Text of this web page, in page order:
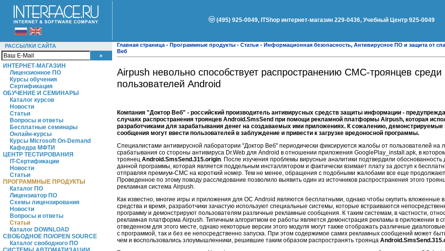
(495) 925-0049, ITShop интернет-магазин 229-0436, Учебный Центр 925-0049
РАССЫЛКИ САЙТА
ИНТЕРНЕТ-МАГАЗИН
Лицензионное ПО
Курсы обучения
Сертификация
ОБУЧЕНИЕ И СЕМИНАРЫ
Каталог курсов
Новости
Статьи
Вопросы и ответы
Бесплатные семинары
Онлайн-курсы
Курсы Microsoft On-Demand
Кафедра МФТИ
ЦЕНТР ТЕСТИРОВАНИЯ
IT-Сертификации
Новости
Статьи
ПРОГРАММНЫЕ ПРОДУКТЫ
Каталог ПО
Лицензиатор ПО
Схемы лицензирования
Новости
Вопросы и ответы
Статьи
Каталог DOWNLOAD
СВОБОДНОЕ ПО/OPEN SOURCE
Каталог свободного ПО
Главная страница - Программные продукты - Статьи - Информационная безопасность, Антивирусное ПО и защита от
Веб
Airpush невольно способствует распространению СМС-троянцев среди
пользователей Android
Компания "Доктор Веб" - российский производитель антивирусных средств защиты информации -
случаях распространения троянцев Android.SmsSend при помощи рекламной платформы Airpush, которая
разработчиками для зарабатывания денег на создаваемых ими приложениях. К сожалению, демонстрируемые
сообщения могут ввести пользователей в заблуждение и привести к загрузке вредоносной программы.
Специалистами антивирусной лаборатории "Доктор Веб" периодически фиксируются жалобы от пользователей на
срабатывания со стороны антивируса Dr.Web для Android в отношении приложения GooglePlay_install.apk, в
троянец Android.SmsSend.315.origin . После изучения проблемы вирусные аналитики подтвердили обоснованность
данной программы, которая является поддельным инсталлятором и фактически взимает плату за доступ к
отправляя премиум-СМС на короткий номер. Тем не менее, обращения с подобными жалобами все еще продолжают
Проведенное по этому поводу расследование позволило выявить один из источников распространения этого
рекламная система Airpush.
Как известно, многие игры и приложения для ОС Android являются бесплатными, однако чтобы окупить вложенные
средства и время, разработчики зачастую используют специальные системы, которые встраиваются
программу и демонстрируют пользователям различные рекламные сообщения. К таким системам, в частности,
рекламная платформа Airpush. Типичным алгоритмом ее работы является демонстрация рекламы в приложении в
отведенном для этого месте, однако некоторые версии этого модуля могут также отображать различные
с программой, так и без ее непосредственно запуска. При этом содержимое самих рекламных сообщений может
чем и воспользовались злоумышленники, решившие таким образом распространять троянца